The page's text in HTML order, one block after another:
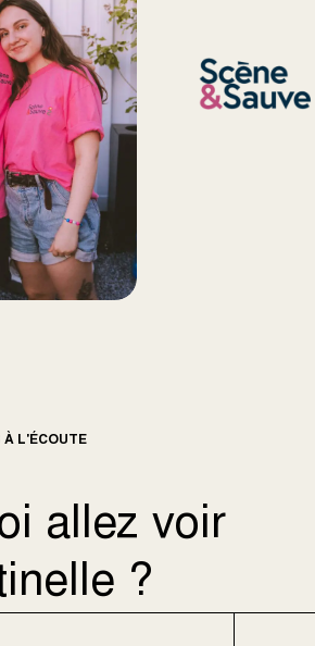
À L'ÉCOUTE
allez voir
?